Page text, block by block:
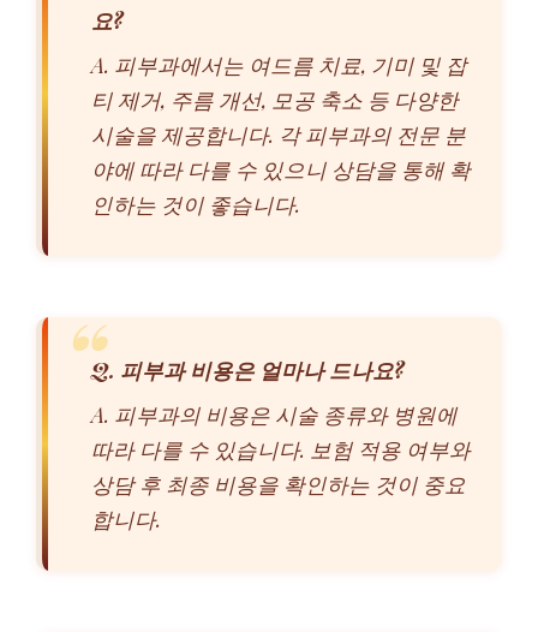
요?
A. 피부과에서는 여드름 치료, 기미 및 잡
티 제거, 주름 개선, 모공 축소 등 다양한
시술을 제공합니다. 각 피부과의 전문 분
야에 따라 다를 수 있으니 상담을 통해 확
인하는 것이 좋습니다.
Q. 피부과 비용은 얼마나 드나요?
A. 피부과의 비용은 시술 종류와 병원에
따라 다를 수 있습니다. 보험 적용 여부와
상담 후 최종 비용을 확인하는 것이 중요
합니다.